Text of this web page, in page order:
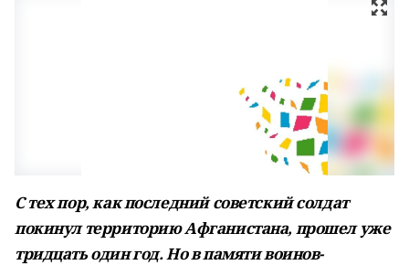
С тех пор, как последний советский солдат
покинул территорию Афганистана, прошел уже
тридцать один год. Но в памяти воинов-